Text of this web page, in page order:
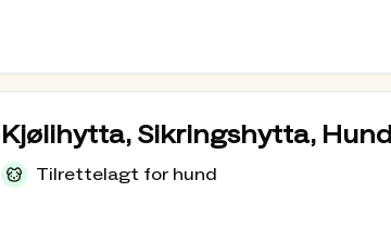
Kjølihytta, Sikringshytta,
Tilrettelagt for hund